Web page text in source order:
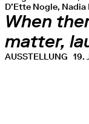
D’Ette Nogle,
When
matter,
AUSSTELLUNG 19.